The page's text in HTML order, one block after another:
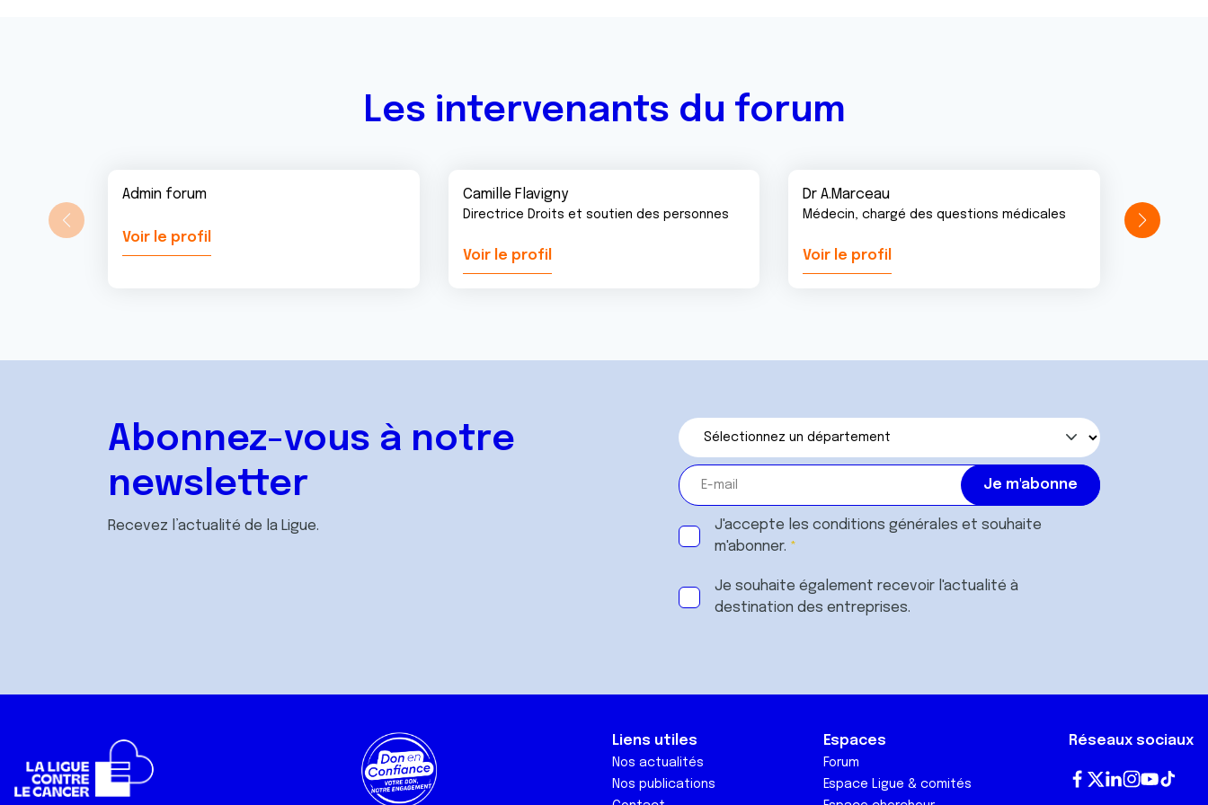
Les intervenants du forum
Admin forum
Voir le profil
Camille Flavigny
Directrice Droits et soutien des personnes
Voir le profil
Dr A.Marceau
Médecin, chargé des questions médicales
Voir le profil
Abonnez-vous à notre
newsletter
Recevez l’actualité de la Ligue. J'accepte les conditions générales et souhaite
m'abonner.
Je souhaite également recevoir l'actualité à
destination des entreprises.
Liens utiles
Nos actualités
Nos publications
Espaces
Forum
Espace Ligue & comités
Réseaux sociaux